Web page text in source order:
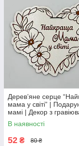
Дерев’яне серце
мама у світі” |
мамі | Декор з
В наявності
52 ₴ 80 ₴